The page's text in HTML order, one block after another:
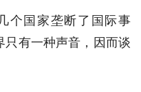
个国家垄断了国际事
有一种声音，因而谈